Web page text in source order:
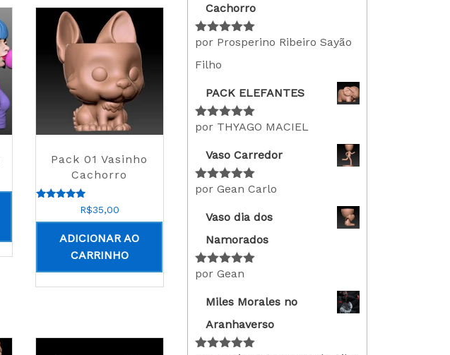
Pack 01 Vasinho
Cachorro
de 5
R$35,00
ADICIONAR AO
CARRINHO
Cachorro
Avaliação5
por Prosperino Ribeiro Sayão
Filho
PACK ELEFANTES
Avaliação5
por THYAGO MACIEL
Vaso Carredor
Avaliação 5
por Gean Carlo
Vaso dia dos
Namorados
Avaliação
por Gean
Miles Morales no
Aranhaverso